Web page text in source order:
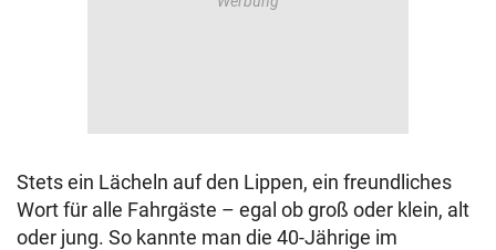
Stets ein Lächeln auf den Lippen, ein freundliches
Wort für alle Fahrgäste – egal ob groß oder klein, alt
oder jung. So kannte man die 40-Jährige im